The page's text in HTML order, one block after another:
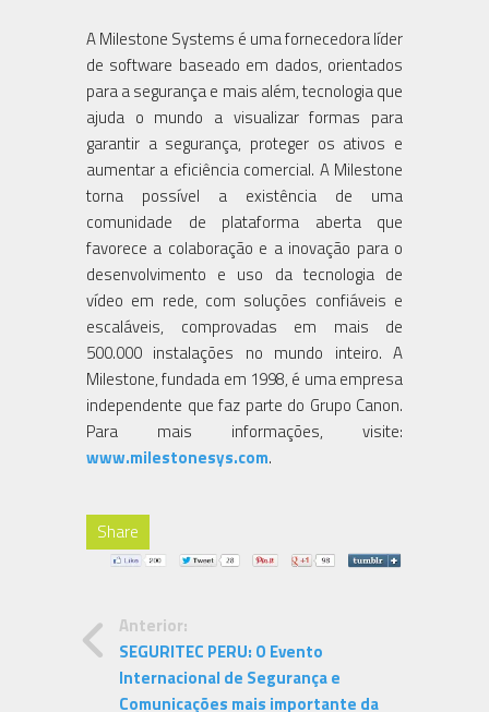
A Milestone Systems é uma fornecedora líder
de software baseado em dados, orientados
para a segurança e mais além, tecnologia que
ajuda o mundo a visualizar formas para
garantir a segurança, proteger os ativos e
aumentar a eficiência comercial. A Milestone
torna possível a existência de uma
comunidade de plataforma aberta que
favorece a colaboração e a inovação para o
desenvolvimento e uso da tecnologia de
vídeo em rede, com soluções confiáveis e
escaláveis, comprovadas em mais de
500.000 instalações no mundo inteiro. A
Milestone, fundada em 1998, é uma empresa
independente que faz parte do Grupo Canon.
Para mais informações, visite:
www.milestonesys.com.
Share
Anterior:
SEGURITEC PERU: O Evento
Internacional de Segurança e
Comunicações mais importante da